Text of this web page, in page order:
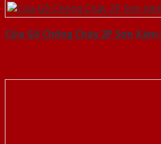
Cửa Gỗ Chống Cháy 2P Sơn